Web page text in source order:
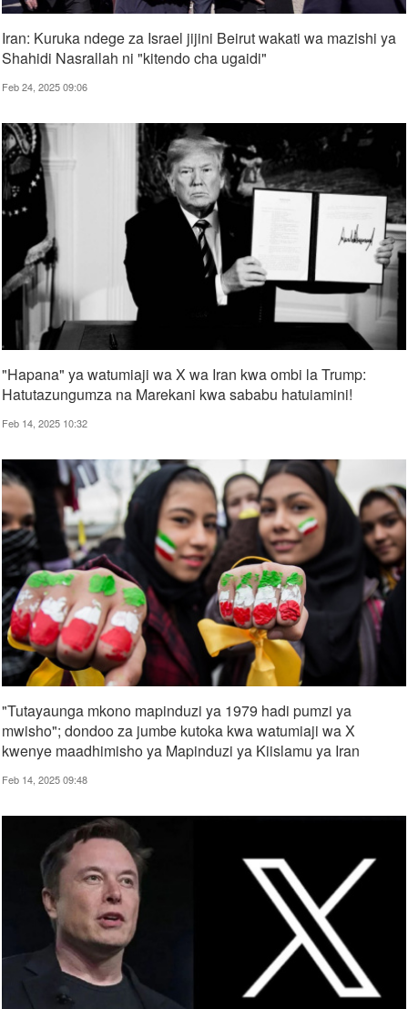
Iran: Kuruka ndege za Israel jijini Beirut wakati wa mazishi ya
Shahidi Nasrallah ni "kitendo cha ugaidi"
Feb 24, 2025 09:06
"Hapana" ya watumiaji wa X wa Iran kwa ombi la Trump:
Hatutazungumza na Marekani kwa sababu hatuiamini!
Feb 14, 2025 10:32
"Tutayaunga mkono mapinduzi ya 1979 hadi pumzi ya
mwisho"; dondoo za jumbe kutoka kwa watumiaji wa X
kwenye maadhimisho ya Mapinduzi ya Kiislamu ya Iran
Feb 14, 2025 09:48